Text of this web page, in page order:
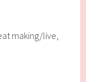
making/live,